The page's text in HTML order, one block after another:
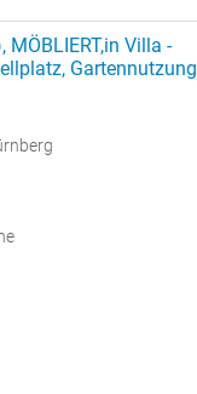
MÖBLIERT,in Villa -
Gartennutzung